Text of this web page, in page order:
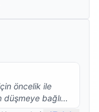
öncelik ile
düşmeye bağlı
tarafına